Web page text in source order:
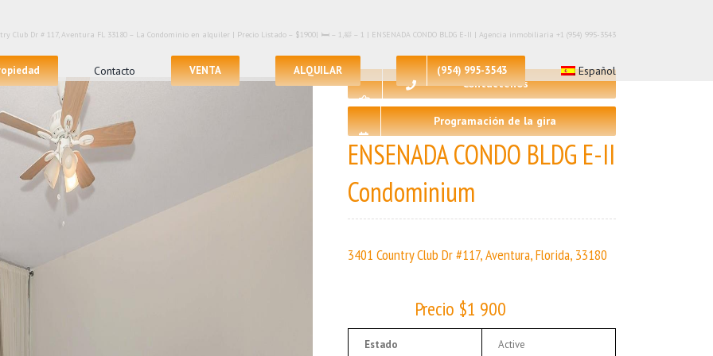
Contacto VENTA ALQUILAR (954) 995-3543 Español
Club Dr # 117, Aventura FL 33180 – La Condominio en alquiler | Precio Listado – $1900| 🛏 – 1,🛀 – 1 | ENSENADA CONDO BLDG E-II | Agencia inmobiliaria +1 (954) 995-3543
Contáctenos
Programación de la gira
ENSENADA CONDO BLDG E-II
Condominium
3401 Country Club Dr #117, Aventura, Florida, 33180
Precio $1 900
Estado Active